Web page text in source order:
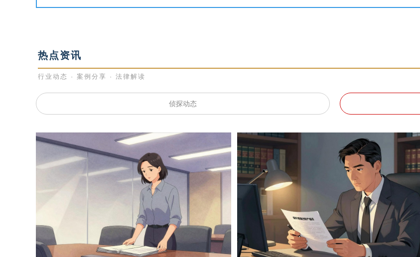
热点资讯
行业动态 · 案例分享 · 法律解读
侦探动态